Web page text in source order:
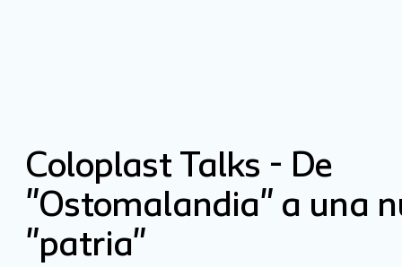
Coloplast Talks - De
"Ostomalandia" a una
"patria"